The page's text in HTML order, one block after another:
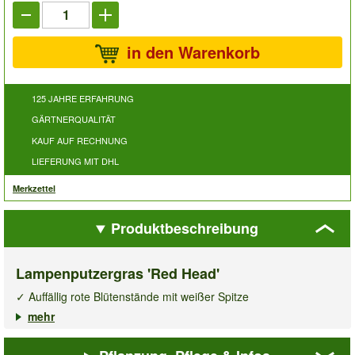
in den Warenkorb
125 JAHRE ERFAHRUNG
GÄRTNERQUALITÄT
KAUF AUF RECHNUNG
LIEFERUNG MIT DHL
Merkzettel
Produktbeschreibung
Lampenputzergras 'Red Head'
✓ Auffällig rote Blütenstände mit weißer Spitze
✓ Ideal als Begleitstaude, aber auch als Solitär
mehr